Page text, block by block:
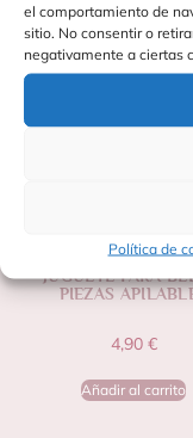
el comportamiento de
sitio. No consentir o
negativamente a ciertas
Política de
JUGUETE PARA
PIEZAS
4,90 €
Añadir al carrito